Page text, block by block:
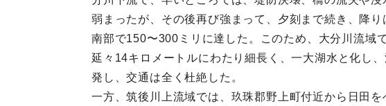
弱まったが、その後再び強まって、夕刻まで続き、降
南部で150〜300ミリに達した。このため、大分川流域
延々14キロメートルにわたり細長く、一大湖水と化し
発し、交通は全く杜絶した。
一方、筑後川上流域では、玖珠郡野上町付近から日田